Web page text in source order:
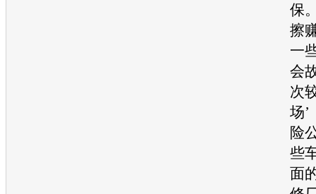
保
擦
一
会
次
场’
险
些
面